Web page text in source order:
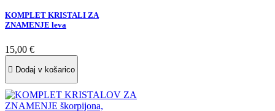
KOMPLET KRISTALI ZA
ZNAMENJE leva
15,00 €
 Dodaj v košarico